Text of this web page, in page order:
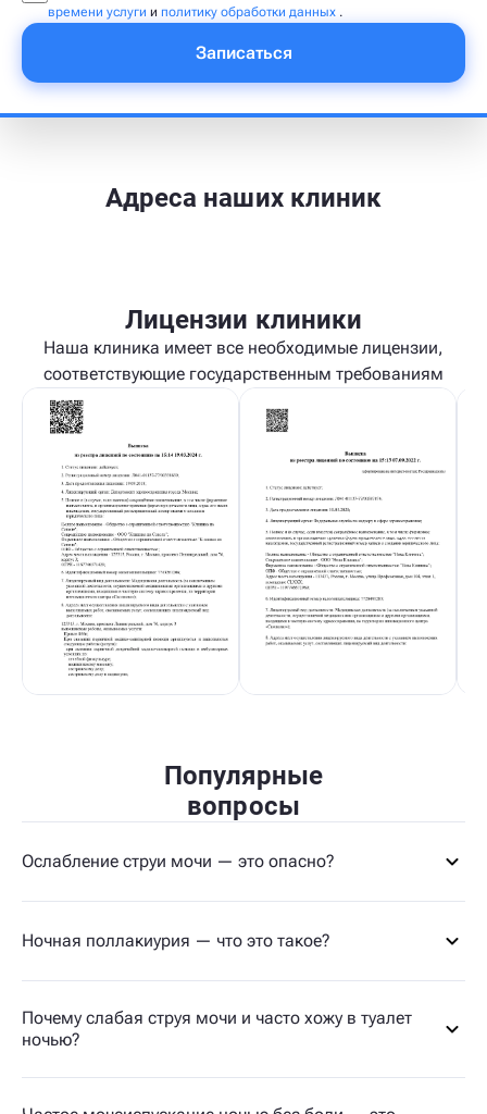
времени услуги и политику обработки данных .
Записаться
Адреса наших клиник
Лицензии клиники
Наша клиника имеет все необходимые лицензии,
соответствующие государственным требованиям
Популярные
вопросы
Ослабление струи мочи — это опасно?
Ночная поллакиурия — что это такое?
Почему слабая струя мочи и часто хожу в туалет
ночью?